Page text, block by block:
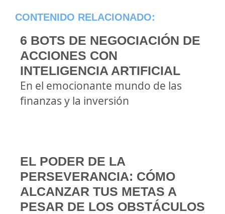
CONTENIDO RELACIONADO:
6 BOTS DE NEGOCIACIÓN DE
ACCIONES CON
INTELIGENCIA ARTIFICIAL
En el emocionante mundo de las
finanzas y la inversión
EL PODER DE LA
PERSEVERANCIA: CÓMO
ALCANZAR TUS METAS A
PESAR DE LOS OBSTÁCULOS